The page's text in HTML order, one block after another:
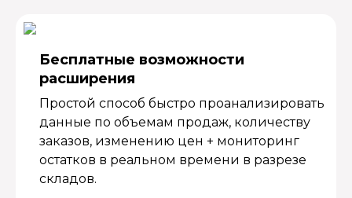
Бесплатные возмож­ности
расширения
Простой способ быстро проанализировать
данные по объемам продаж, количеству
заказов, изменению цен + мониторинг
остатков в реальном времени в разрезе
складов.